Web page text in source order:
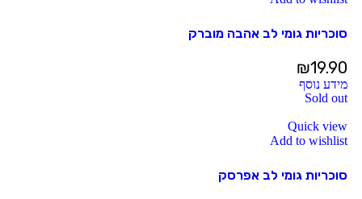
סוכריות גומי לב אהבה מוברק
₪19.90
מידע נוסף
Sold out
Quick view
Add to wishlist
סוכריות גומי לב אפרסק